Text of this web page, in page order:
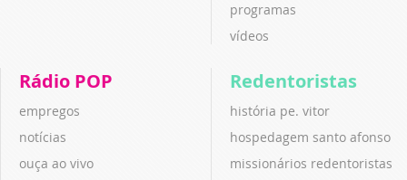
programas
vídeos
Rádio POP
empregos
notícias
ouça ao vivo
Redentoristas
história pe. vitor
hospedagem santo afonso
missionários redentoristas